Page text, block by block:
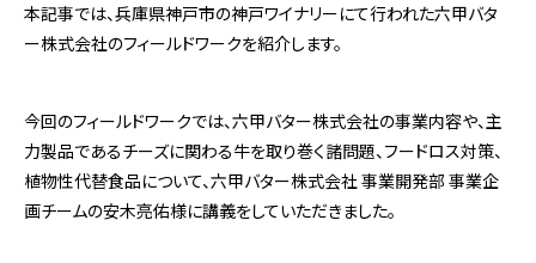
本記事では、兵庫県神戸市の神戸ワイナリーにて行われた六甲バタ
ー株式会社のフィールドワークを紹介します。
今回のフィールドワークでは、六甲バター株式会社の事業内容や、主
力製品であるチーズに関わる牛を取り巻く諸問題、フードロス対策、
植物性代替食品について、六甲バター株式会社 事業開発部 事業企
画チームの安木亮佑様に講義をしていただきました。